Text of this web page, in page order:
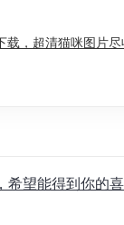
，超清猫咪图片尽
望能得到你的喜